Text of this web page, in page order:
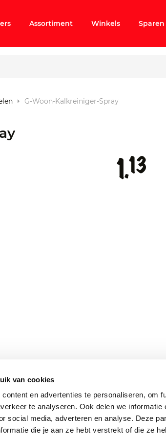
van cookies
en advertenties te personaliseren, om
te analyseren. Ook delen we informatie
social media, adverteren en analyse. Deze
die je aan ze hebt verstrekt of die ze
Assortiment Winkels Sparen
G-Woon-Kalkreiniger-Spray
1.13
nieuwsbrief